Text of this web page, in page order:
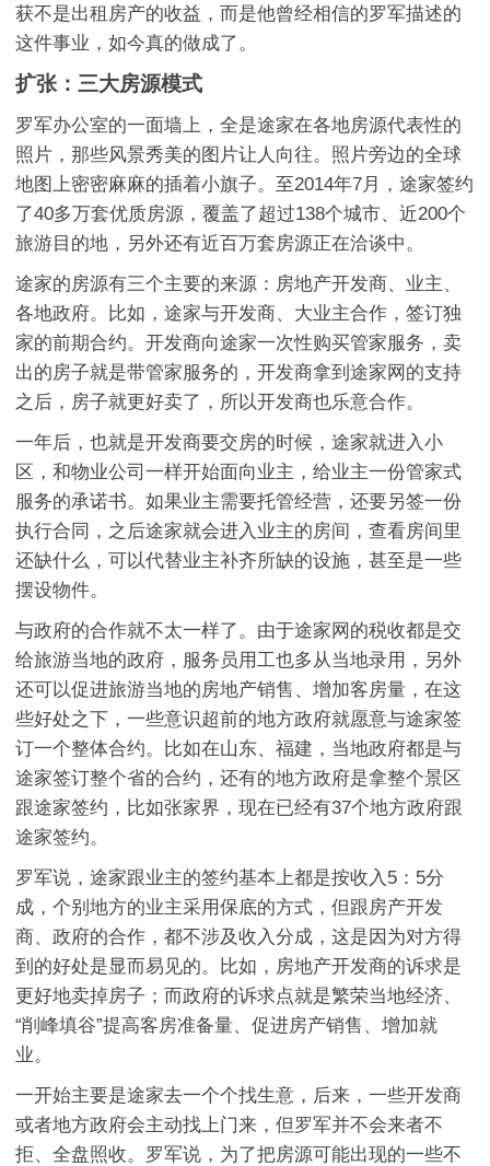
获不是出租房产的收益，而是他曾经相信的罗军描述的
这件事业，如今真的做成了。
扩张：三大房源模式
罗军办公室的一面墙上，全是途家在各地房源代表性的
照片，那些风景秀美的图片让人向往。照片旁边的全球
地图上密密麻麻的插着小旗子。至2014年7月，途家签约
了40多万套优质房源，覆盖了超过138个城市、近200个
旅游目的地，另外还有近百万套房源正在洽谈中。
途家的房源有三个主要的来源：房地产开发商、业主、
各地政府。比如，途家与开发商、大业主合作，签订独
家的前期合约。开发商向途家一次性购买管家服务，卖
出的房子就是带管家服务的，开发商拿到途家网的支持
之后，房子就更好卖了，所以开发商也乐意合作。
一年后，也就是开发商要交房的时候，途家就进入小
区，和物业公司一样开始面向业主，给业主一份管家式
服务的承诺书。如果业主需要托管经营，还要另签一份
执行合同，之后途家就会进入业主的房间，查看房间里
还缺什么，可以代替业主补齐所缺的设施，甚至是一些
摆设物件。
与政府的合作就不太一样了。由于途家网的税收都是交
给旅游当地的政府，服务员用工也多从当地录用，另外
还可以促进旅游当地的房地产销售、增加客房量，在这
些好处之下，一些意识超前的地方政府就愿意与途家签
订一个整体合约。比如在山东、福建，当地政府都是与
途家签订整个省的合约，还有的地方政府是拿整个景区
跟途家签约，比如张家界，现在已经有37个地方政府跟
途家签约。
罗军说，途家跟业主的签约基本上都是按收入5：5分
成，个别地方的业主采用保底的方式，但跟房产开发
商、政府的合作，都不涉及收入分成，这是因为对方得
到的好处是显而易见的。比如，房地产开发商的诉求是
更好地卖掉房子；而政府的诉求点就是繁荣当地经济、
“削峰填谷”提高客房准备量、促进房产销售、增加就
业。
一开始主要是途家去一个个找生意，后来，一些开发商
或者地方政府会主动找上门来，但罗军并不会来者不
拒、全盘照收。罗军说，为了把房源可能出现的一些不